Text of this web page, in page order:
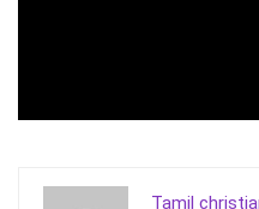
Tamil